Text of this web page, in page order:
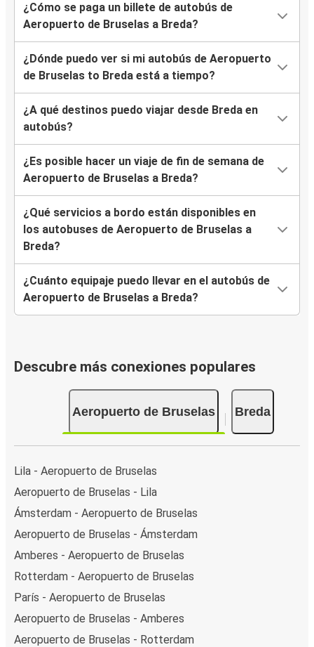
¿Cómo se paga un billete de autobús de
Aeropuerto de Bruselas a Breda?
¿Dónde puedo ver si mi autobús de Aeropuerto
de Bruselas to Breda está a tiempo?
¿A qué destinos puedo viajar desde Breda en
autobús?
¿Es posible hacer un viaje de fin de semana de
Aeropuerto de Bruselas a Breda?
¿Qué servicios a bordo están disponibles en
los autobuses de Aeropuerto de Bruselas a
Breda?
¿Cuánto equipaje puedo llevar en el autobús de
Aeropuerto de Bruselas a Breda?
Descubre más conexiones populares
Aeropuerto de Bruselas Breda
Lila - Aeropuerto de Bruselas
Aeropuerto de Bruselas - Lila
Ámsterdam - Aeropuerto de Bruselas
Aeropuerto de Bruselas - Ámsterdam
Amberes - Aeropuerto de Bruselas
Rotterdam - Aeropuerto de Bruselas
París - Aeropuerto de Bruselas
Aeropuerto de Bruselas - Amberes
Aeropuerto de Bruselas - Rotterdam